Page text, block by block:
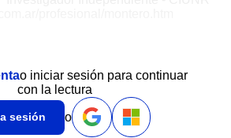
o iniciar sesión para continuar
con la lectura
sesión o